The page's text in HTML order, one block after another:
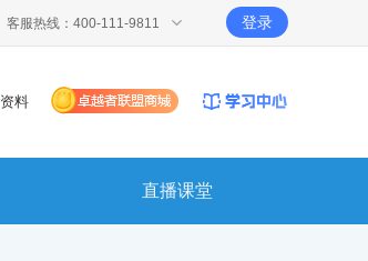
客服热线：400-111-9811 登录
资料
直播课堂